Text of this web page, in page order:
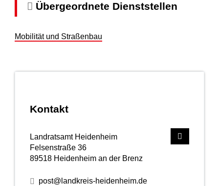
Kontakt
Landratsamt Heidenheim
Felsenstraße 36
89518 Heidenheim an der Brenz
post@landkreis-heidenheim.de
Übergeordnete Dienststellen
Mobilität und Straßenbau